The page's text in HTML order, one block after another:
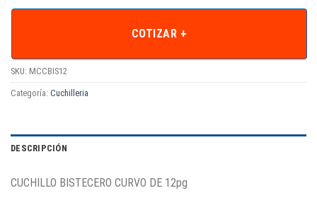
COTIZAR +
SKU: MCCBIS12
Categoría: Cuchilleria
DESCRIPCIÓN
CUCHILLO BISTECERO CURVO DE 12pg